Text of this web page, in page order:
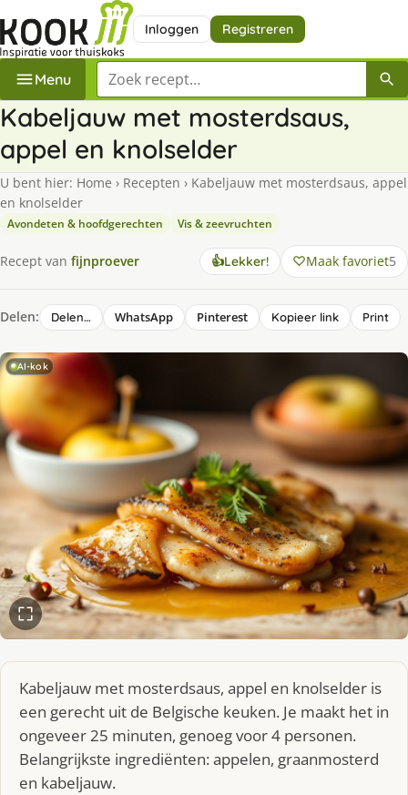
Inloggen Registreren
Menu Zoek een recept
Kabeljauw met mosterdsaus,
appel en knolselder
U bent hier: Home › Recepten › Kabeljauw met mosterdsaus, appel
en knolselder
Avondeten & hoofdgerechten Vis & zeevruchten
Recept van fijnproever 👍Lekker! Maak favoriet5
Delen: Delen… WhatsApp Pinterest Kopieer link Print
AI-kok
Kabeljauw met mosterdsaus, appel en knolselder is
een gerecht uit de Belgische keuken. Je maakt het in
ongeveer 25 minuten, genoeg voor 4 personen.
Belangrijkste ingrediënten: appelen, graanmosterd
en kabeljauw.